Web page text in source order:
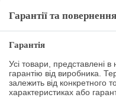
Гарантії та повернення
Гарантія
Усі товари, представлені
гарантію від виробника.
залежить від конкретного
характеристиках або